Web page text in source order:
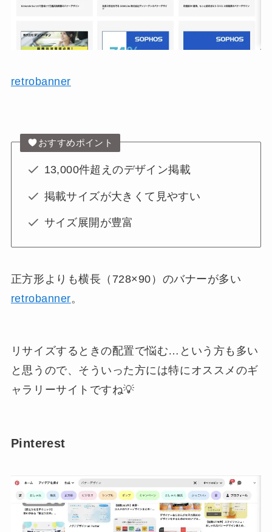
retrobanner
おすすめポイント
13,000件超えのデザイン掲載
掲載サイズが大きくて見やすい
サイズ展開が豊富
正方形よりも横長（728×90）のバナーが多い
retrobanner。
リサイズするときの配置で悩む…という方も多い
と思うので、そういった方には特にオススメのギ
ャラリーサイトですね💡
Pinterest